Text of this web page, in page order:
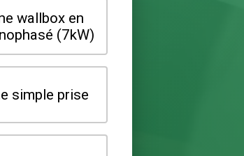
de borne souhaitez-
installer ?
en